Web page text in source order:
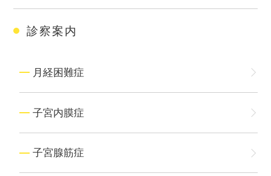
診察案内
月経困難症
子宮内膜症
子宮腺筋症